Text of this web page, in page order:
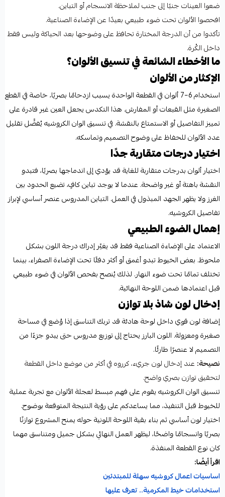
ضعوا العينات جنبًا إلى جنب لملاحظة الانسجام أو التباين.
افحصوا الألوان تحت ضوء طبيعي بعيدًا عن الإضاءة الصناعية.
تأكدوا من أن الدرجة المختارة تحافظ على وضوحها بعد الحياكة وليس فقط
داخل الكُرة.
ما الأخطاء الشائعة في تنسيق الألوان؟
الإكثار من الألوان
استخدام 6–7 ألوان في القطعة الواحدة يسبب ازدحامًا بصريًا، خاصة في القطع
الصغيرة مثل القبعات أو المفارش. هذا التكدس يجعل العين غير قادرة على
تمييز التفاصيل أو الاستمتاع بالنقشة. في تنسيق الوان الكروشيه يُفضَّل تقليل
عدد الألوان للحفاظ على وضوح التصميم وتماسكه.
اختيار درجات متقاربة جدًا
اختيار ألوان بدرجات متقاربة للغاية قد يؤدي إلى اندماجها بصريًا، فتبدو
النقشة باهتة أو غير واضحة. عندما لا يوجد تباين كافٍ، تضيع الحدود بين
الغرز ولا يظهر الجهد المبذول في العمل. التباين المدروس عنصر أساسي لإبراز
تفاصيل الكروشيه.
إهمال الضوء الطبيعي
الاعتماد على الإضاءة الصناعية فقط قد يغيّر إدراك درجة اللون بشكل
ملحوظ. بعض الخيوط تبدو أغمق أو أكثر دفئًا تحت الإضاءة الصفراء، بينما
تختلف تمامًا تحت ضوء النهار. لذلك يُنصح بفحص الألوان في ضوء طبيعي
قبل اعتمادها ضمن اللوحة النهائية.
إدخال لون شاذ بلا توازن
إضافة لون قوي داخل لوحة هادئة قد تربك التناسق إذا وُضع في مساحة
صغيرة ومعزولة. اللون البارز يحتاج إلى توزيع مدروس حتى يبدو جزءًا من
التصميم لا عنصرًا طارئًا.
نصيحة: عند إدخال لون جريء، كرروه في أكثر من موضع داخل القطعة
لتحقيق توازن بصري واضح.
تنسيق الوان الكروشيه يقوم على فهم مبسط لعجلة الألوان مع تجربة عملية
للخيوط قبل التنفيذ، مما يساعدكم على رؤية النتيجة المتوقعة بوضوح.
اختيار لون أساسي ثم بناء بقية اللوحة اللونية حوله يمنح المشروع توازنًا
بصريًا وانسجامًا واضحًا، ليظهر العمل النهائي بشكل جميل ومتناسق مهما
كان نوع القطعة المنفذة.
اقرأ أيضًا:
اساسيات اعمال كروشيه سهلة للمبتدئين
استخدامات خيط المكرمية.. تعرف عليها